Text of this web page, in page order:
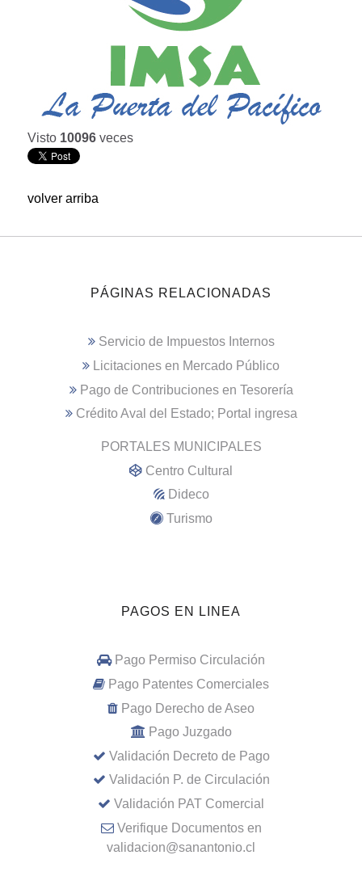
Visto 10096 veces
volver arriba
PÁGINAS RELACIONADAS
Servicio de Impuestos Internos
Licitaciones en Mercado Público
Pago de Contribuciones en Tesorería
Crédito Aval del Estado; Portal ingresa
PORTALES MUNICIPALES
Centro Cultural
Dideco
Turismo
PAGOS EN LINEA
Pago Permiso Circulación
Pago Patentes Comerciales
Pago Derecho de Aseo
Pago Juzgado
Validación Decreto de Pago
Validación P. de Circulación
Validación PAT Comercial
Verifique Documentos en
validacion@sanantonio.cl